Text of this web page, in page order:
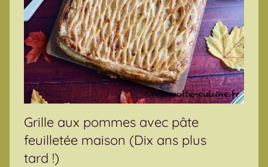
Grille aux pommes avec pâte
feuilletée maison (Dix ans plus
tard !)